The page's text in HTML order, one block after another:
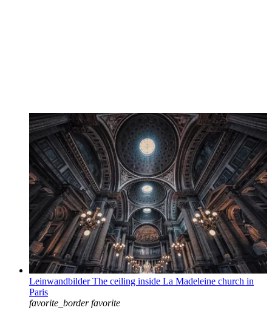
Leinwandbilder The ceiling inside La Madeleine church in
Paris
favorite_border favorite